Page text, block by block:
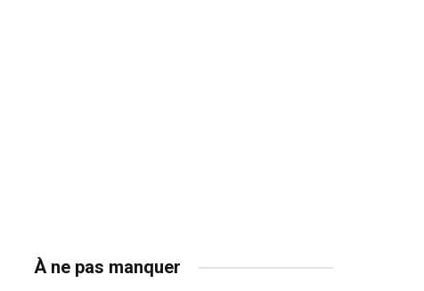
À ne pas manquer